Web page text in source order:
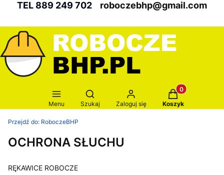
TEL 889 249 702 roboczebhp@gmail.com
Menu
Otwórz wyszukiwarkę
Szukaj Zaloguj się
Produkty w
Koszyk
Przejdź do: RoboczeBHP
OCHRONA SŁUCHU
RĘKAWICE ROBOCZE